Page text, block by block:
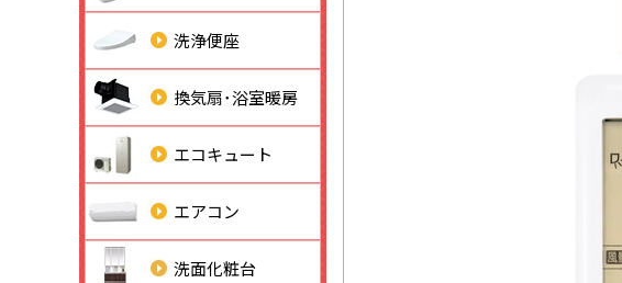
洗浄便座
換気扇･浴室暖房
エコキュート
エアコン
洗面化粧台